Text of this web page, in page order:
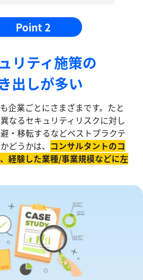
Point 2
リティ施策の
出しが多い
企業ごとにさまざまです。たと
なるセキュリティリスクに対し
・移転するなどベストプラクテ
どうかは、 コンサルタントのコ
経験した業種/事業規模などに左